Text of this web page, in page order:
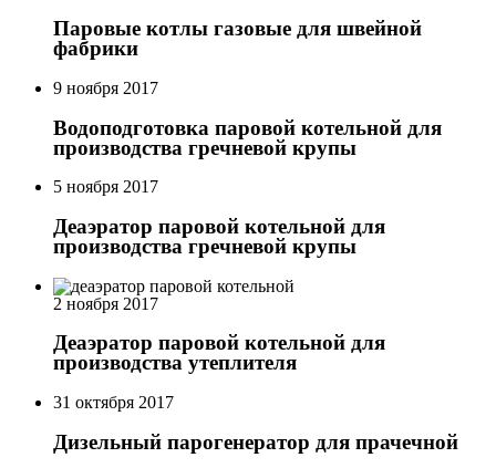
Паровые котлы газовые для швейной
фабрики
9 ноября 2017
Водоподготовка паровой котельной для
производства гречневой крупы
5 ноября 2017
Деаэратор паровой котельной для
производства гречневой крупы
2 ноября 2017
Деаэратор паровой котельной для
производства утеплителя
31 октября 2017
Дизельный парогенератор для прачечной